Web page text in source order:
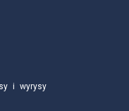
i wyrysy